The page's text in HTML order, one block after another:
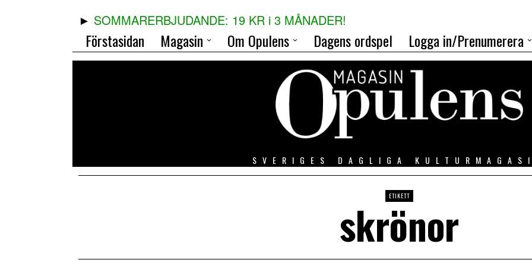
SOMMARERBJUDANDE: 19 KR i 3 MÅNADER!
Förstasidan Magasin Om Opulens Dagens ordspel Logga in/Prenumerera
SVERIGES DAGLIGA
ETIKETT
skrönor